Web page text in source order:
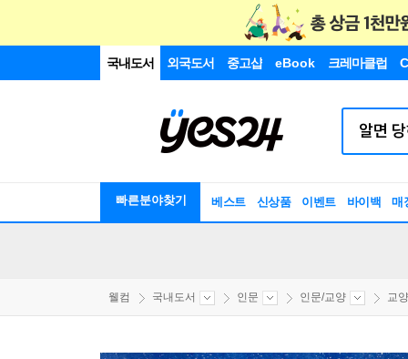
국내도서 외국도서 중고샵 eBook 크레마클럽
빠른분야찾기 베스트 신상품 이벤트 바이백 매
웰컴 국내도서 인문 인문/교양 교